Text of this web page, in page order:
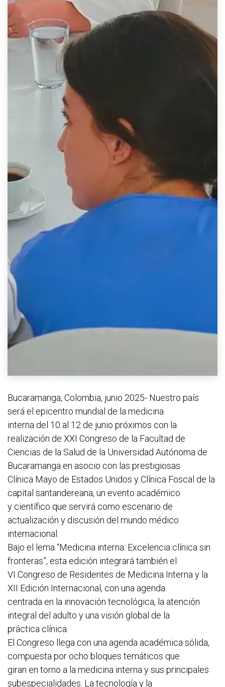
Bucaramanga, Colombia, junio 2025- Nuestro país
será el epicentro mundial de la medicina
interna del 10 al 12 de junio próximos con la
realización de XXI Congreso de la Facultad de
Ciencias de la Salud de la Universidad Autónoma de
Bucaramanga en asocio con las prestigiosas
Clínica Mayo de Estados Unidos y Clínica Foscal de la
capital santandereana, un evento académico
y científico que servirá como escenario de
actualización y discusión del mundo médico
internacional.
Bajo el lema “Medicina interna: Excelencia clínica sin
fronteras”, esta edición integrará también el
VI Congreso de Residentes de Medicina Interna y la
XII Edición Internacional, con una agenda
centrada en la innovación tecnológica, la atención
integral del adulto y una visión global de la
práctica clínica.
El Congreso llega con una agenda académica sólida,
compuesta por ocho bloques temáticos que
giran en torno a la medicina interna y sus principales
subespecialidades. La tecnología y la